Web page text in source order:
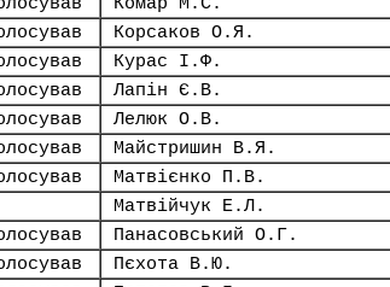
Корсаков О.Я.
Курас І.Ф.
Лапін Є.В.
Лелюк О.В.
Майстришин В.Я.
Матвієнко П.В.
Матвійчук Е.Л.
Панасовський О.Г.
Пєхота В.Ю.